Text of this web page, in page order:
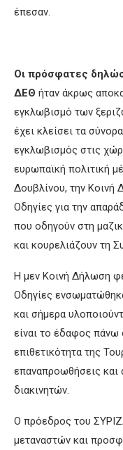
έπεσαν.
Οι πρόσφατες
ΔΕΘ ήταν άκρως
εγκλωβισμό των
έχει κλείσει τα
εγκλωβισμός στις
ευρωπαϊκή πολιτική
Δουβλίνου, την Κοινή
Οδηγίες για την
που οδηγούν στη
και κουρελιάζουν τη
Η μεν Κοινή Δήλωση
Οδηγίες
και σήμερα
είναι το έδαφος πάνω
επιθετικότητα της
επαναπροωθήσεις και
διακινητών.
Ο πρόεδρος του
μεταναστών και